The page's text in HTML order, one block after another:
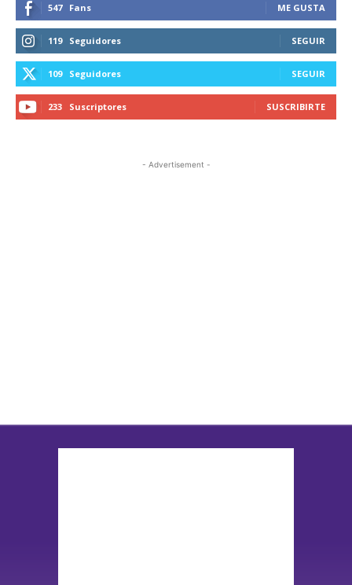
547 Fans ME GUSTA
119 Seguidores SEGUIR
109 Seguidores SEGUIR
233 Suscriptores SUSCRIBIRTE
- Advertisement -